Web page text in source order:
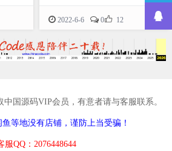
2022-6-6 0 12
国源码VIP会员，有意者请与客服联系。
等地没有店铺，谨防上当受骗！
服QQ：2076448644